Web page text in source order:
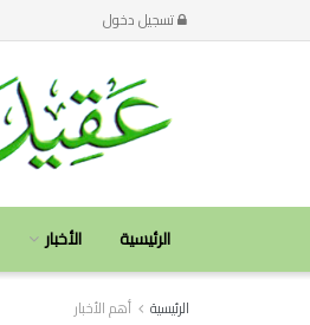
تسجيل دخول
الرئيسية الأخبار
الرئيسية أهم الأخبار